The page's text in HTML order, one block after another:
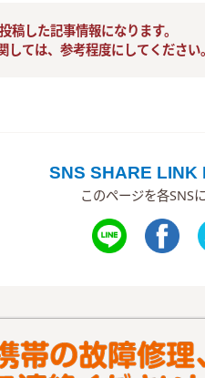
した記事情報になります。
ては、参考程度にしてください。
SNS SHARE LINK
このページを各SNS